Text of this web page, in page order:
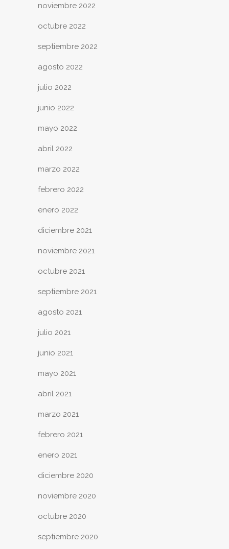
noviembre 2022
octubre 2022
septiembre 2022
agosto 2022
julio 2022
junio 2022
mayo 2022
abril 2022
marzo 2022
febrero 2022
enero 2022
diciembre 2021
noviembre 2021
octubre 2021
septiembre 2021
agosto 2021
julio 2021
junio 2021
mayo 2021
abril 2021
marzo 2021
febrero 2021
enero 2021
diciembre 2020
noviembre 2020
octubre 2020
septiembre 2020